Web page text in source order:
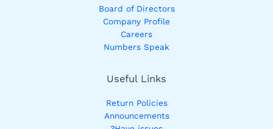
Board of Directors
Company Profile
Careers
Numbers Speak
Useful Links
Return Policies
Announcements